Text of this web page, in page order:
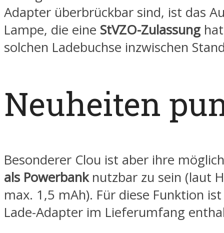
Adapter überbrückbar sind, ist das
Lampe, die eine StVZO-Zulassung
solchen Ladebuchse inzwischen
Neuheiten
Besonderer Clou ist aber ihre
als Powerbanknutzbar zu sein (laut
max. 1,5 mAh). Für diese Funktion
Lade-Adapter im Lieferumfang